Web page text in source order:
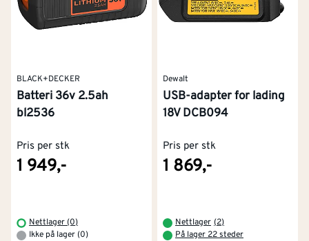
BLACK+DECKER
Batteri 36v 2.5ah
bl2536
Pris per stk
1 949,-
Nettlager (0)
Ikke på lager (0)
Dewalt
USB-adapter for lading
18V DCB094
Pris per stk
1 869,-
Nettlager (2)
På lager 22 steder